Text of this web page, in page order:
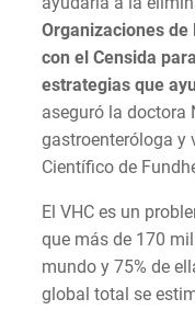
Organizaciones
con el Censida
estrategias que
aseguró la doctora
gastroenteróloga y
Científico de
El VHC es un
que más de 170
mundo y 75% de
global total se